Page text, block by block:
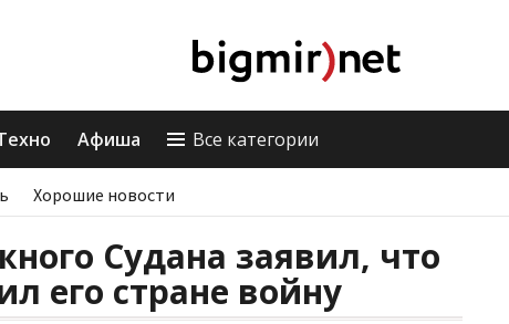
Афиша Все категории
Хорошие новости
Судана заявил, что
его стране войну